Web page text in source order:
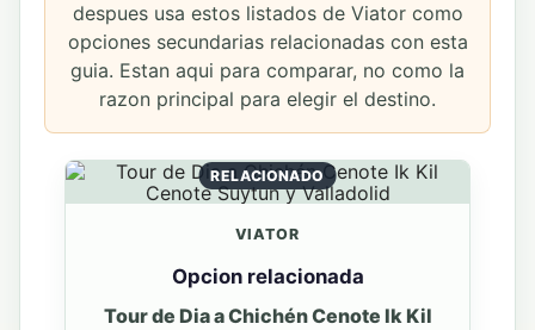
despues usa estos listados de Viator como
opciones secundarias relacionadas con esta
guia. Estan aqui para comparar, no como la
razon principal para elegir el destino.
RELACIONADO
VIATOR
Opcion relacionada
Tour de Dia a Chichén Cenote Ik Kil